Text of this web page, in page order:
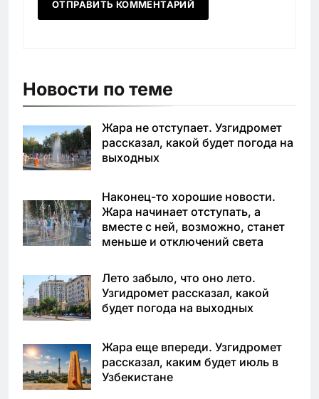
Новости по теме
Жара не отступает. Узгидромет
рассказал, какой будет погода на
выходных
Наконец-то хорошие новости.
Жара начинает отступать, а
вместе с ней, возможно, станет
меньше и отключений света
Лето забыло, что оно лето.
Узгидромет рассказал, какой
будет погода на выходных
Жара еще впереди. Узгидромет
рассказал, каким будет июль в
Узбекистане